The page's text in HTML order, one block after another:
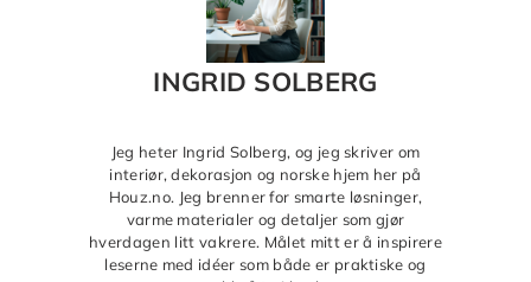
INGRID SOLBERG
Jeg heter Ingrid Solberg, og jeg skriver om
interiør, dekorasjon og norske hjem her på
Houz.no. Jeg brenner for smarte løsninger,
varme materialer og detaljer som gjør
hverdagen litt vakrere. Målet mitt er å inspirere
leserne med idéer som både er praktiske og